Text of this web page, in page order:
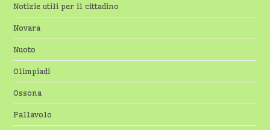
Notizie utili per il cittadino
Novara
Nuoto
Olimpiadi
Ossona
Pallavolo